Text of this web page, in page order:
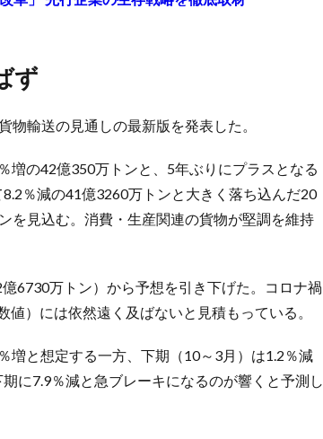
ず
輸送の見通しの最新版を発表した。
増の42億350万トンと、5年ぶりにプラスとなる
％減の41億3260万トンと大きく落ち込んだ20
を見込む。消費・生産関連の貨物が堅調を維持
6730万トン）から予想を引き下げた。コロナ禍
）には依然遠く及ばないと見積もっている。
増と想定する一方、下期（10～3月）は1.2％減
に7.9％減と急ブレーキになるのが響くと予測し